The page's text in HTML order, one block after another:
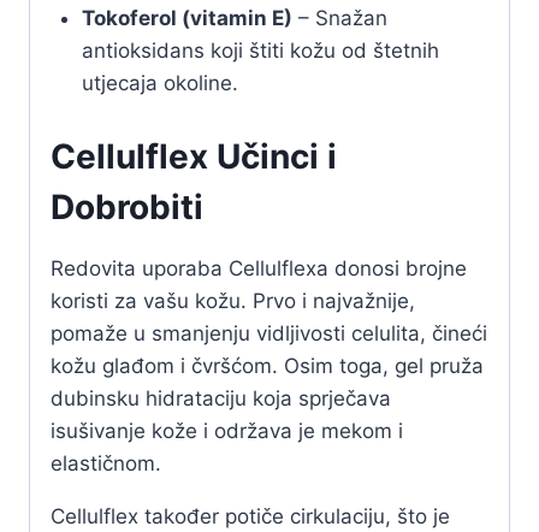
Tokoferol (vitamin E) – Snažan
antioksidans koji štiti kožu od štetnih
utjecaja okoline.
Cellulflex Učinci i
Dobrobiti
Redovita uporaba Cellulflexa donosi brojne
koristi za vašu kožu. Prvo i najvažnije,
pomaže u smanjenju vidljivosti celulita, čineći
kožu glađom i čvršćom. Osim toga, gel pruža
dubinsku hidrataciju koja sprječava
isušivanje kože i održava je mekom i
elastičnom.
Cellulflex također potiče cirkulaciju, što je